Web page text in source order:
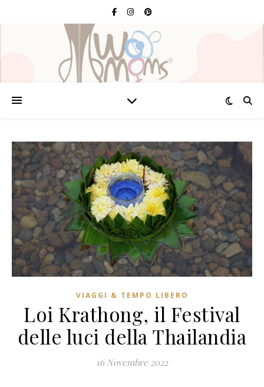
VIAGGI & TEMPO LIBERO
Loi Krathong, il Festival
delle luci della Thailandia
16 Novembre 2022